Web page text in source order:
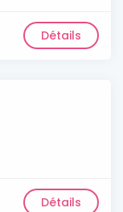
Détails
Détails